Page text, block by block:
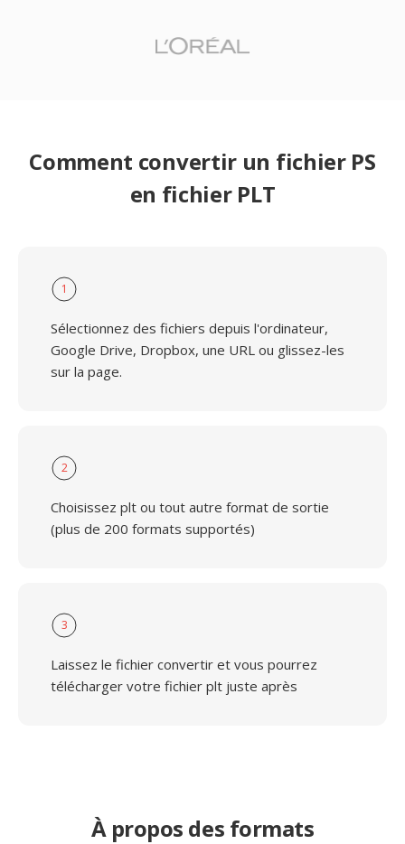
Comment convertir un fichier PS
en fichier PLT
1
Sélectionnez des fichiers depuis l'ordinateur,
Google Drive, Dropbox, une URL ou glissez-les
sur la page.
2
Choisissez plt ou tout autre format de sortie
(plus de 200 formats supportés)
3
Laissez le fichier convertir et vous pourrez
télécharger votre fichier plt juste après
À propos des formats